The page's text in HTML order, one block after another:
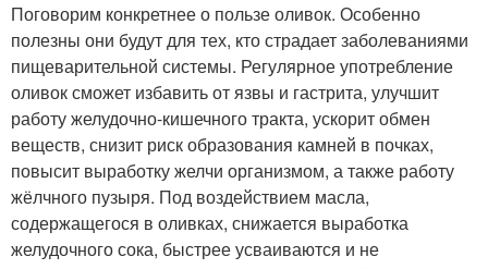
Поговорим конкретнее о пользе оливок. Особенно
полезны они будут для тех, кто страдает заболеваниями
пищеварительной системы. Регулярное употребление
оливок сможет избавить от язвы и гастрита, улучшит
работу желудочно-кишечного тракта, ускорит обмен
веществ, снизит риск образования камней в почках,
повысит выработку желчи организмом, а также работу
жёлчного пузыря. Под воздействием масла,
содержащегося в оливках, снижается выработка
желудочного сока, быстрее усваиваются и не